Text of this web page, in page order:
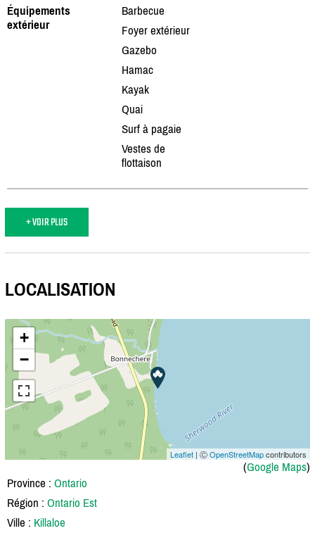
Équipements
extérieur
Barbecue
Foyer extérieur
Gazebo
Hamac
Kayak
Quai
Surf à pagaie
Vestes de
flottaison
+ VOIR PLUS
LOCALISATION
+
−
Leaflet | ⒸOpenStreetMapcontributors
(Google Maps)
Province : Ontario
Région : Ontario Est
Ville : Killaloe